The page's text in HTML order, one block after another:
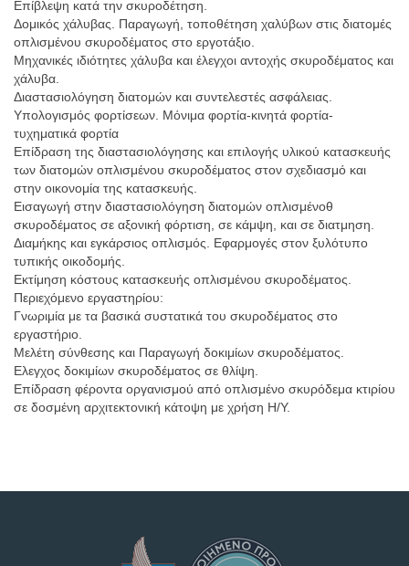
Επίβλεψη κατά την σκυροδέτηση.
Δομικός χάλυβας. Παραγωγή, τοποθέτηση χαλύβων στις διατομές
οπλισμένου σκυροδέματος στο εργοτάξιο.
Μηχανικές ιδιότητες χάλυβα και έλεγχοι αντοχής σκυροδέματος και
χάλυβα.
Διαστασιολόγηση διατομών και συντελεστές ασφάλειας.
Υπολογισμός φορτίσεων. Μόνιμα φορτία-κινητά φορτία-
τυχηματικά φορτία
Επίδραση της διαστασιολόγησης και επιλογής υλικού κατασκευής
των διατομών οπλισμένου σκυροδέματος στον σχεδιασμό και
στην οικονομία της κατασκευής.
Εισαγωγή στην διαστασιολόγηση διατομών οπλισμένοθ
σκυροδέματος σε αξονική φόρτιση, σε κάμψη, και σε διατμηση.
Διαμήκης και εγκάρσιος οπλισμός. Εφαρμογές στον ξυλότυπο
τυπικής οικοδομής.
Εκτίμηση κόστους κατασκευής οπλισμένου σκυροδέματος.
Περιεχόμενο εργαστηρίου:
Γνωριμία με τα βασικά συστατικά του σκυροδέματος στο
εργαστήριο.
Μελέτη σύνθεσης και Παραγωγή δοκιμίων σκυροδέματος.
Ελεγχος δοκιμίων σκυροδέματος σε θλίψη.
Επίδραση φέροντα οργανισμού από οπλισμένο σκυρόδεμα κτιρίου
σε δοσμένη αρχιτεκτονική κάτοψη με χρήση Η/Υ.